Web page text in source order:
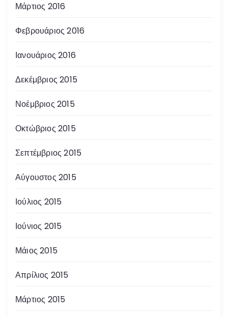
Μάρτιος 2016
Φεβρουάριος 2016
Ιανουάριος 2016
Δεκέμβριος 2015
Νοέμβριος 2015
Οκτώβριος 2015
Σεπτέμβριος 2015
Αύγουστος 2015
Ιούλιος 2015
Ιούνιος 2015
Μάιος 2015
Απρίλιος 2015
Μάρτιος 2015